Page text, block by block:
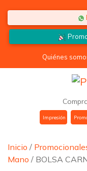
Quiénes
Impresión
Inicio /
Mano / BOLSA